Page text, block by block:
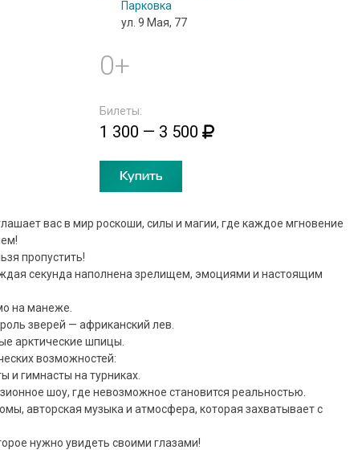
Парковка
ул. 9 Мая, 77
0+
Билеты:
1 300 — 3 500
Купить
вас в мир роскоши, силы и магии, где каждое мгновение
пропустить!
секунда наполнена зрелищем, эмоциями и настоящим
на манеже.
зверей — африканский лев.
арктические шпицы.
возможностей:
и гимнасты на турниках.
шоу, где невозможное становится реальностью.
авторская музыка и атмосфера, которая захватывает с
нужно увидеть своими глазами!